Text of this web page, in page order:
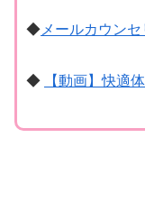
◆ メールカウン
◆ 【動画】快適